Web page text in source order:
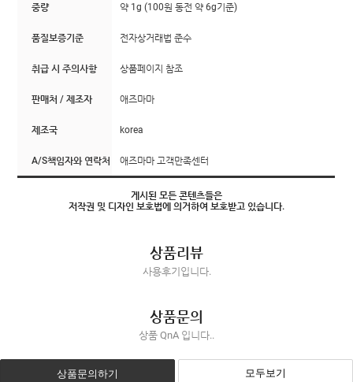
중량 약 1g (100원 동전 약 6g기준)
품질보증기준 전자상거래법 준수
취급 시 주의사항 상품페이지 참조
판매처 / 제조자 애즈마마
제조국 korea
A/S책임자와 연락처 애즈마마 고객만족센터
게시된 모든 콘텐츠들은
저작권 및 디자인 보호법에 의거하여 보호받고 있습니다.
상품리뷰
사용후기입니다.
상품문의
상품 QnA 입니다..
상품문의하기 모두보기